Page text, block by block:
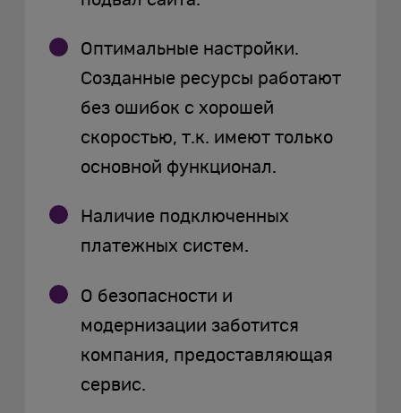
Оптимальные настройки.
Созданные ресурсы работают
без ошибок с хорошей
скоростью, т.к. имеют только
основной функционал.
Наличие подключенных
платежных систем.
О безопасности и
модернизации заботится
компания, предоставляющая
сервис.